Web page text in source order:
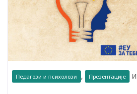
Педагози и психолози , Презентације и